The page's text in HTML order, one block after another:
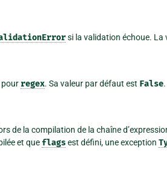
si la validation échoue. La
pour regex. Sa valeur par défaut est False.
de la compilation de la chaîne
et que flagsest défini, une exception